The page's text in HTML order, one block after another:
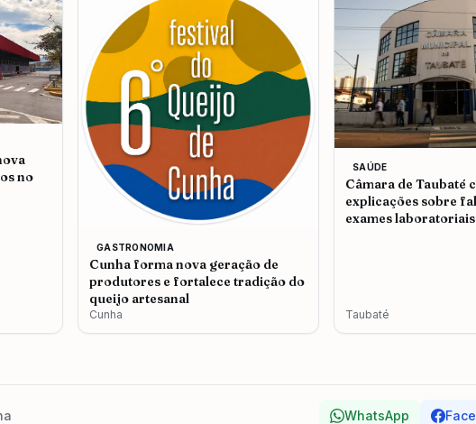
no
GASTRONOMIA
Cunha forma nova geração de
produtores e fortalece tradição do
queijo artesanal
Cunha
SAÚDE
Câmara de Taubaté
explicações sobre
exames
Taubaté
WhatsApp